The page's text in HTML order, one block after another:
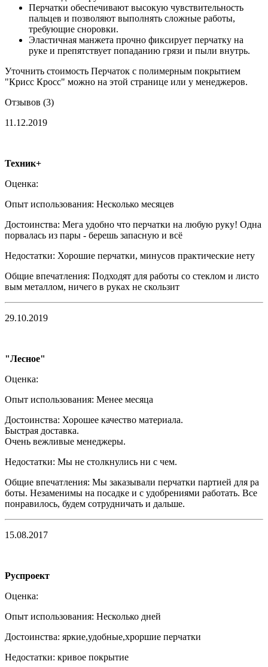
Перчатки обеспечивают высокую чувствительность
пальцев и позволяют выполнять сложные работы,
требующие сноровки.
Эластичная манжета прочно фиксирует перчатку на
руке и препятствует попаданию грязи и пыли внутрь.
Уточнить стоимость Перчаток с полимерным покрытием
"Крисс Кросс" можно на этой странице или у менеджеров.
Отзывов (3)
11.12.2019
Техник+
Оценка:
Опыт использования: Несколько месяцев
Достоинства: Мега удобно что перчатки на любую руку! Одна
порвалась из пары - берешь запасную и всё
Недостатки: Хорошие перчатки, минусов практические нету
Общие впечатления: Подходят для работы со стеклом и листо
вым металлом, ничего в руках не скользит
29.10.2019
"Лесное"
Оценка:
Опыт использования: Менее месяца
Достоинства: Хорошее качество материала.
Быстрая доставка.
Очень вежливые менеджеры.
Недостатки: Мы не столкнулись ни с чем.
Общие впечатления: Мы заказывали перчатки партией для ра
боты. Незаменимы на посадке и с удобрениями работать. Все
понравилось, будем сотрудничать и дальше.
15.08.2017
Руспроект
Оценка:
Опыт использования: Несколько дней
Достоинства: яркие,удобные,хроршие перчатки
Недостатки: кривое покрытие